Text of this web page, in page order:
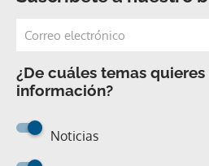
¿De cuáles temas
información?
Noticias